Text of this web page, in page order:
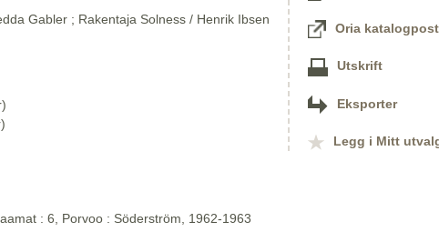
Gabler ; Rakentaja Solness / Henrik Ibsen
: 6, Porvoo : Söderström, 1962-1963
Oria katalogpost
Utskrift
Eksporter
Legg i Mitt